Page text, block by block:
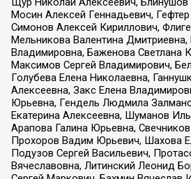
Мосин Алексей Геннадьевич,
Симонов Алексей Кириллович,
Мельникова Валентина Дмитриевна,
Владимировна, Баженова Светлана
Максимов Сергей Владимирович,
Голубева Елена Николаевна,
Алексеевна, Закс Елена
Юрьевна, Гендель Людмила
Екатерина Алексеевна, Шуманов
Арапова Галина Юрьевна,
Прохоров Вадим Юрьевич, Шахова
Подузов Сергей Васильевич,
Вячеславовна, Литинский Леонид